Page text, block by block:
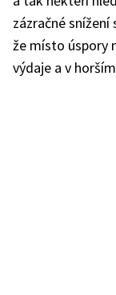
zázračné
že místo úspory
výdaje a v